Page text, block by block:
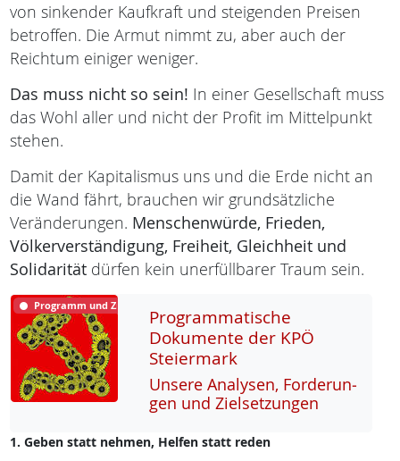
von sinkender Kaufkraft und steigenden Preisen
betroffen. Die Armut nimmt zu, aber auch der
Reichtum einiger weniger.
Das muss nicht so sein! In einer Gesellschaft muss
das Wohl aller und nicht der Profit im Mittelpunkt
stehen.
Damit der Kapitalismus uns und die Erde nicht an
die Wand fährt, brauchen wir grundsätzliche
Veränderungen. Menschenwürde, Frieden,
Völkerverständigung, Freiheit, Gleichheit und
Solidarität dürfen kein unerfüllbarer Traum sein.
Programm und Ziele
Programmatische
Dokumente der KPÖ
Steiermark
Un­se­re Ana­ly­sen, For­de­run­
gen und Ziel­set­zun­gen
1. Geben statt nehmen, Helfen statt reden